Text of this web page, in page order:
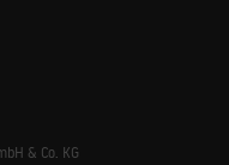
& Co. KG